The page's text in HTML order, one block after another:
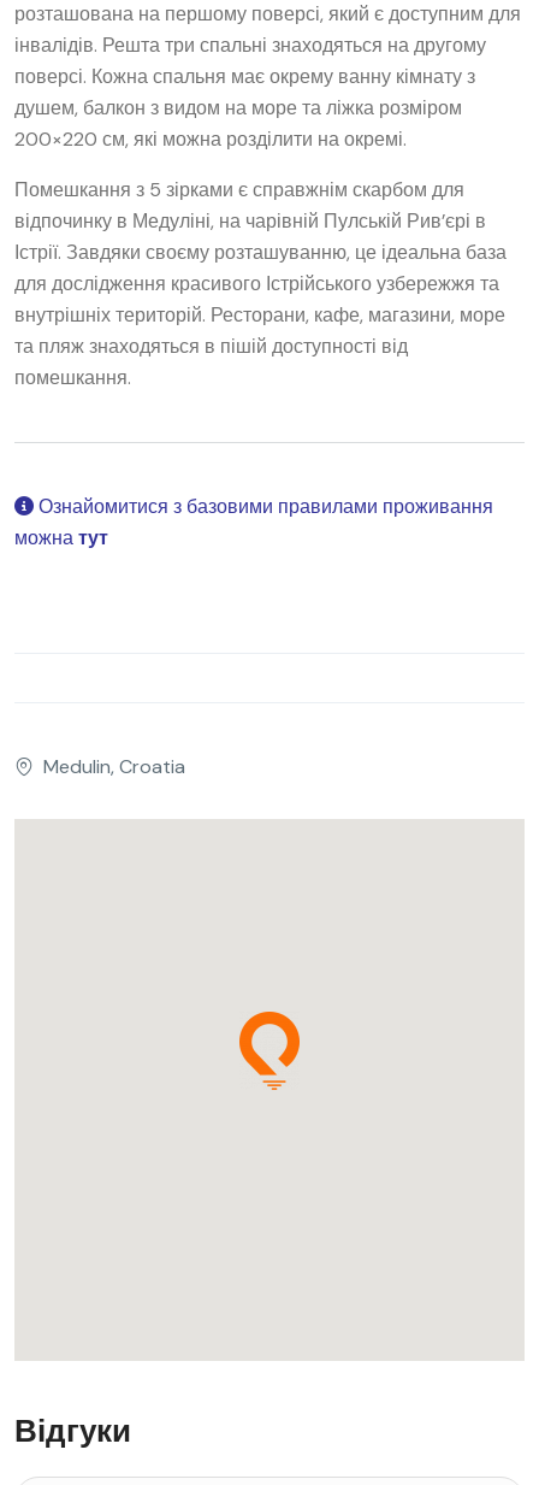
розташована на першому поверсі, який є доступним для
інвалідів. Решта три спальні знаходяться на другому
поверсі. Кожна спальня має окрему ванну кімнату з
душем, балкон з видом на море та ліжка розміром
200×220 см, які можна розділити на окремі.
Помешкання з 5 зірками є справжнім скарбом для
відпочинку в Медуліні, на чарівній Пулській Рив’єрі в
Істрії. Завдяки своєму розташуванню, це ідеальна база
для дослідження красивого Істрійського узбережжя та
внутрішніх територій. Ресторани, кафе, магазини, море
та пляж знаходяться в пішій доступності від
помешкання.
Ознайомитися з базовими правилами проживання
можнатут
Medulin, Croatia
Відгуки